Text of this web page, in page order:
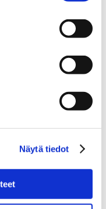
Näytä tiedot